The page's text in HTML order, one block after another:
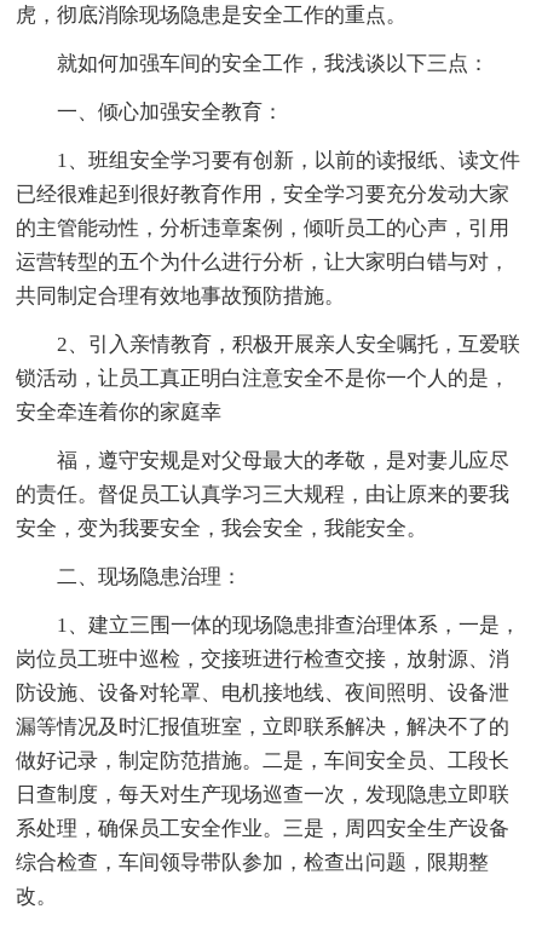
虎，彻底消除现场隐患是安全工作的重点。
就如何加强车间的安全工作，我浅谈以下三点：
一、倾心加强安全教育：
1、班组安全学习要有创新，以前的读报纸、读文件
已经很难起到很好教育作用，安全学习要充分发动大家
的主管能动性，分析违章案例，倾听员工的心声，引用
运营转型的五个为什么进行分析，让大家明白错与对，
共同制定合理有效地事故预防措施。
2、引入亲情教育，积极开展亲人安全嘱托，互爱联
锁活动，让员工真正明白注意安全不是你一个人的是，
安全牵连着你的家庭幸
福，遵守安规是对父母最大的孝敬，是对妻儿应尽
的责任。督促员工认真学习三大规程，由让原来的要我
安全，变为我要安全，我会安全，我能安全。
二、现场隐患治理：
1、建立三围一体的现场隐患排查治理体系，一是，
岗位员工班中巡检，交接班进行检查交接，放射源、消
防设施、设备对轮罩、电机接地线、夜间照明、设备泄
漏等情况及时汇报值班室，立即联系解决，解决不了的
做好记录，制定防范措施。二是，车间安全员、工段长
日查制度，每天对生产现场巡查一次，发现隐患立即联
系处理，确保员工安全作业。三是，周四安全生产设备
综合检查，车间领导带队参加，检查出问题，限期整
改。